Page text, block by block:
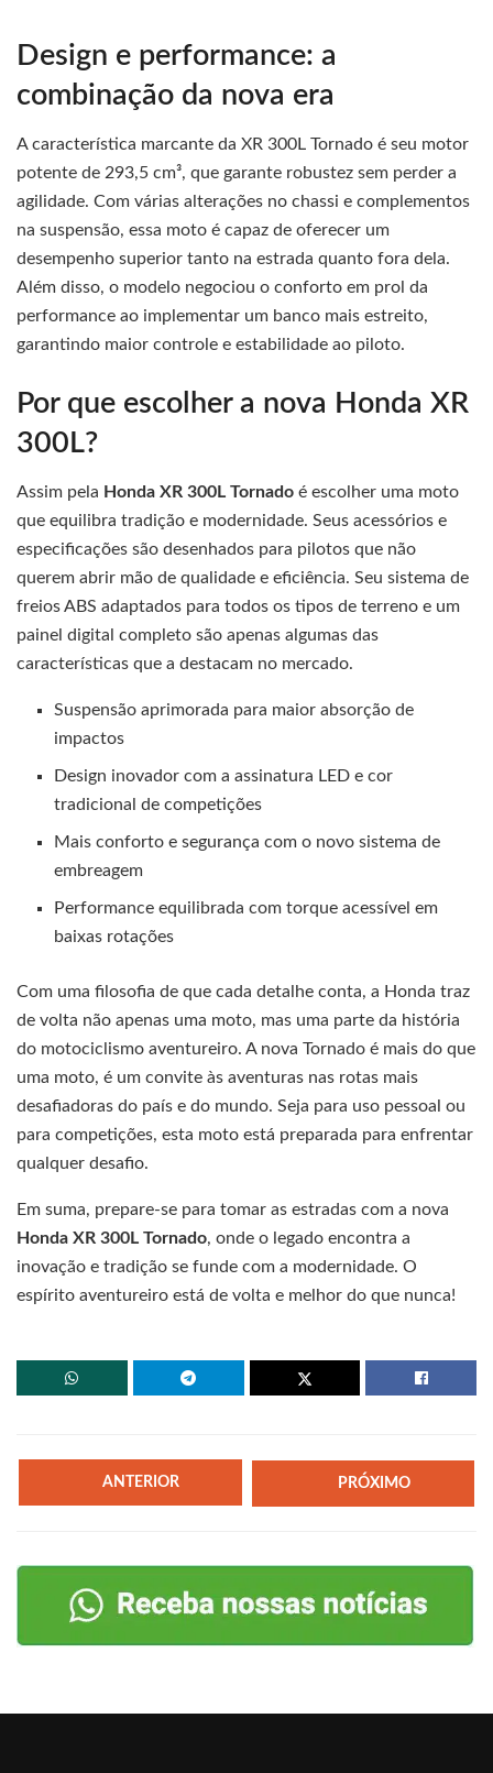
Design e performance: a
combinação da nova era
A característica marcante da XR 300L Tornado é seu motor
potente de 293,5 cm³, que garante robustez sem perder a
agilidade. Com várias alterações no chassi e complementos
na suspensão, essa moto é capaz de oferecer um
desempenho superior tanto na estrada quanto fora dela.
Além disso, o modelo negociou o conforto em prol da
performance ao implementar um banco mais estreito,
garantindo maior controle e estabilidade ao piloto.
Por que escolher a nova Honda XR
300L?
Assim pela Honda XR 300L Tornado é escolher uma moto
que equilibra tradição e modernidade. Seus acessórios e
especificações são desenhados para pilotos que não
querem abrir mão de qualidade e eficiência. Seu sistema de
freios ABS adaptados para todos os tipos de terreno e um
painel digital completo são apenas algumas das
características que a destacam no mercado.
Suspensão aprimorada para maior absorção de
impactos
Design inovador com a assinatura LED e cor
tradicional de competições
Mais conforto e segurança com o novo sistema de
embreagem
Performance equilibrada com torque acessível em
baixas rotações
Com uma filosofia de que cada detalhe conta, a Honda traz
de volta não apenas uma moto, mas uma parte da história
do motociclismo aventureiro. A nova Tornado é mais do que
uma moto, é um convite às aventuras nas rotas mais
desafiadoras do país e do mundo. Seja para uso pessoal ou
para competições, esta moto está preparada para enfrentar
qualquer desafio.
Em suma, prepare-se para tomar as estradas com a nova
Honda XR 300L Tornado, onde o legado encontra a
inovação e tradição se funde com a modernidade. O
espírito aventureiro está de volta e melhor do que nunca!
ANTERIOR PRÓXIMO